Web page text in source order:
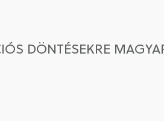
DÖNTÉSEKRE